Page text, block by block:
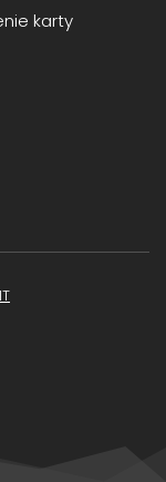
karty